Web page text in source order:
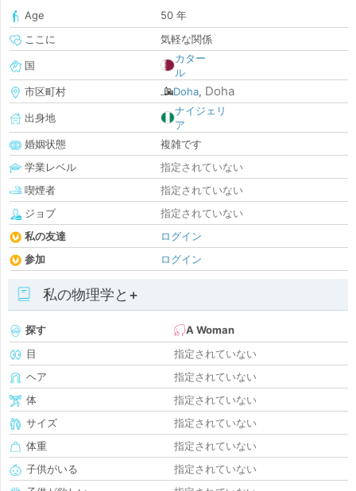
Age
50 年
ここに
気軽な関係
国
カター
ル
市区町村
Doha, Doha
出身地
ナイジェリ
ア
婚姻状態
複雑です
学業レベル
指定されていない
喫煙者
指定されていない
ジョブ
指定されていない
私の友達
ログイン
参加
ログイン
私の物理学と+
探す
A Woman
目
指定されていない
ヘア
指定されていない
体
指定されていない
サイズ
指定されていない
体重
指定されていない
子供がいる
指定されていない